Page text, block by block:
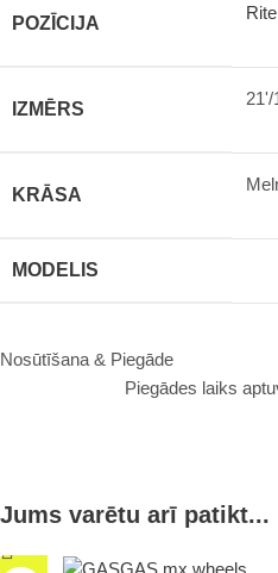
POZĪCIJA
IZMĒRS
21'/
KRĀSA
MODELIS
Nosūtīšana & Piegāde
Piegādes laiks
Jums varētu arī patikt...